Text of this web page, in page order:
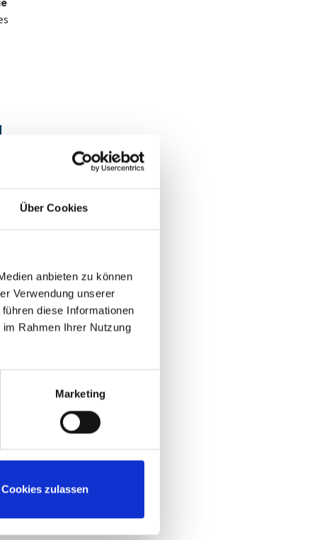
Über Cookies
anbieten zu können
Verwendung unserer
diese Informationen
Rahmen Ihrer Nutzung
Marketing
Cookies zulassen